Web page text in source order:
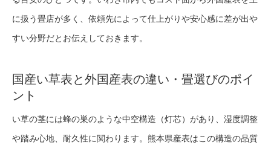
に扱う畳店が多く、依頼先によって仕上がりや安心感に差が出や
すい分野だとお伝えしておきます。
国産い草表と外国産表の違い・畳選びのポイ
ント
い草の茎には蜂の巣のような中空構造（灯芯）があり、湿度調整
や踏み心地、耐久性に関わります。熊本県産表はこの構造の品質